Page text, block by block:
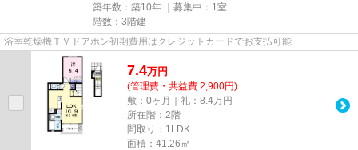
築年数：築10年 ｜募集中： 1室
階数：3階建
浴室乾燥機ＴＶドアホン初期費用はクレジットカードでお支払可能
7.4万円
(管理費・共益費 2,900円)
敷：0ヶ月｜礼：8.4万円
所在階：2階
間取り：1LDK
面積：41.26㎡